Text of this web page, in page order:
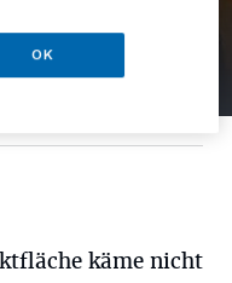
käme nicht
OK